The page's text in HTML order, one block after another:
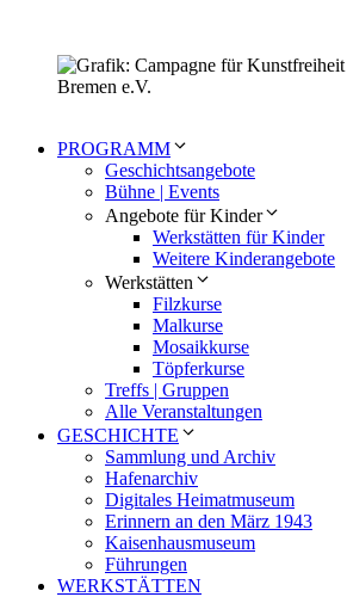
PROGRAMM
Geschichtsangebote
Bühne | Events
Angebote für Kinder
Werkstätten für Kinder
Weitere Kinderangebote
Werkstätten
Filzkurse
Malkurse
Mosaikkurse
Töpferkurse
Treffs | Gruppen
Alle Veranstaltungen
GESCHICHTE
Sammlung und Archiv
Hafenarchiv
Digitales Heimatmuseum
Erinnern an den März 1943
Kaisenhausmuseum
Führungen
WERKSTÄTTEN